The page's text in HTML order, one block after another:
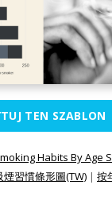
TEN SZABLON
Habits By Age
習慣條形圖(TW) | 按